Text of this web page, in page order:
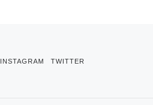
INSTAGRAM TWITTER